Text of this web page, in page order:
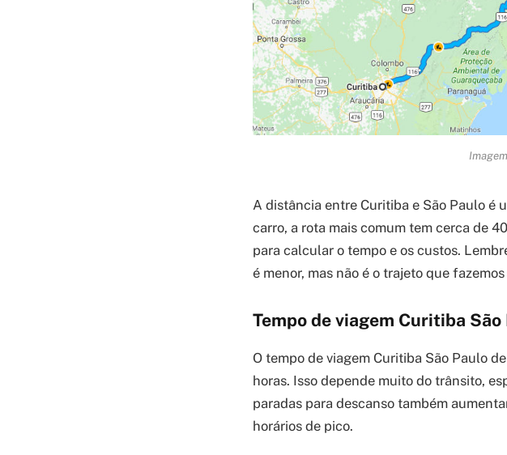
A distância entre Curitiba e São Paulo é
carro, a rota mais comum tem cerca de
para calcular o tempo e os custos.
é menor, mas não é o trajeto que
Tempo de viagem Curitiba São
O tempo de viagem Curitiba São Paulo
horas. Isso depende muito do trânsito,
paradas para descanso também
horários de pico.